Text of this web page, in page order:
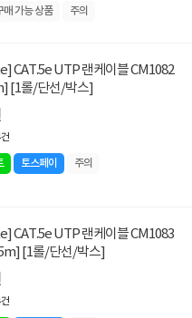
매 가능 상품
주의
CAT.5e UTP 랜케이블 CM1082
[1롤/단선/박스]
토스페이 주의
CAT.5e UTP 랜케이블 CM1083
[1롤/단선/박스]